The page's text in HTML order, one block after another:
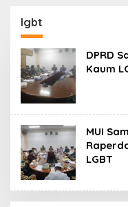
lgbt
DPRD
Kaum
MUI
LGBT